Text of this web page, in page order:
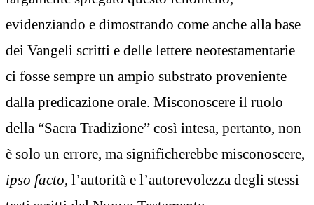
evidenziando e dimostrando come anche alla base
dei Vangeli scritti e delle lettere neotestamentarie
ci fosse sempre un ampio substrato proveniente
dalla predicazione orale. Misconoscere il ruolo
della “Sacra Tradizione” così intesa, pertanto, non
è solo un errore, ma significherebbe misconoscere,
ipso facto, l’autorità e l’autorevolezza degli stessi